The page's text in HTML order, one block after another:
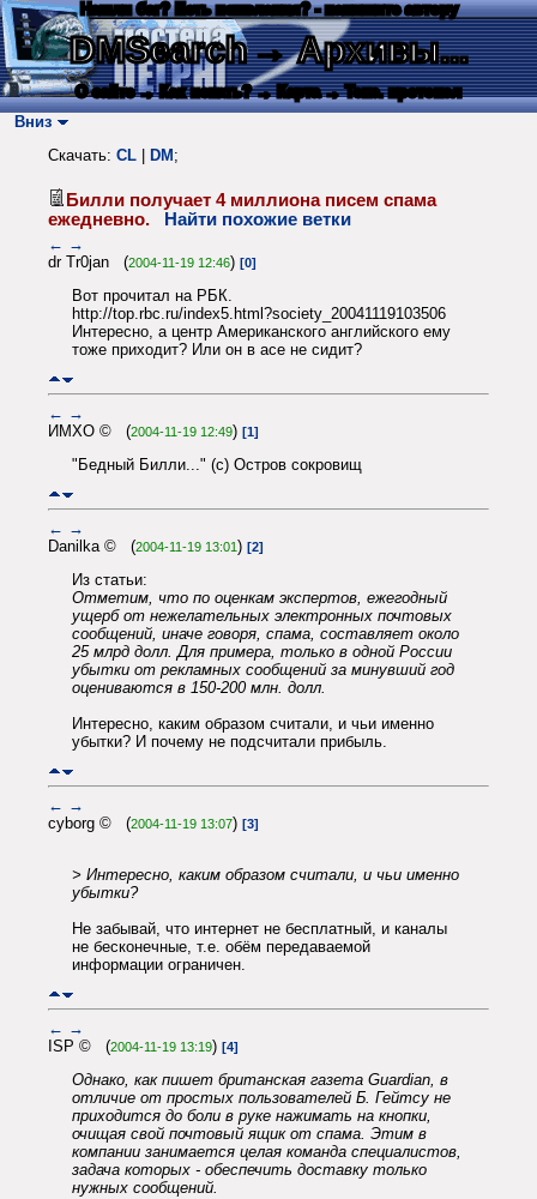
Нашли баг? Есть пожелания? - напишите автору
DMSearch→ Архивы...
О сайте → Как искать? → Карта → Текс. протокол
Вниз
Скачать: CL DM ;
Билли получает 4 миллиона писем спама
ежедневно.
Найти похожие ветки
← →
dr Tr0jan (2004-11-19 12:46) [0]
Вот прочитал на РБК.
http://top.rbc.ru/index5.html?society_20041119103506
Интересно, а центр Американского английского ему
тоже приходит? Или он в асе не сидит?
← →
ИМХО © (2004-11-19 12:49) [1]
"Бедный Билли..." (с) Остров сокровищ
← →
Danilka © (2004-11-19 13:01) [2]
Из статьи:
Отметим, что по оценкам экспертов, ежегодный
ущерб от нежелательных электронных почтовых
сообщений, иначе говоря, спама, составляет около
25 млрд долл. Для примера, только в одной России
убытки от рекламных сообщений за минувший год
оцениваются в 150-200 млн. долл.
Интересно, каким образом считали, и чьи именно
убытки? И почему не подсчитали прибыль.
← →
cyborg © (2004-11-19 13:07) [3]
> Интересно, каким образом считали, и чьи именно
убытки?
Не забывай, что интернет не бесплатный, и каналы
не бесконечные, т.е. обём передаваемой
информации ограничен.
← →
ISP © (2004-11-19 13:19) [4]
Однако, как пишет британская газета Guardian, в
отличие от простых пользователей Б. Гейтсу не
приходится до боли в руке нажимать на кнопки,
очищая свой почтовый ящик от спама. Этим в
компании занимается целая команда специалистов,
задача которых - обеспечить доставку только
нужных сообщений.